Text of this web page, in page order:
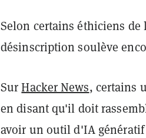
Selon certains éthiciens
désinscription soulève
SurHacker News, certains
en disant qu'il doit
avoir un outil d'IA